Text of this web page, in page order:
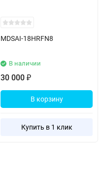
MDSAI-18HRFN8
В наличии
30 000 ₽
В корзину
Купить в 1 клик